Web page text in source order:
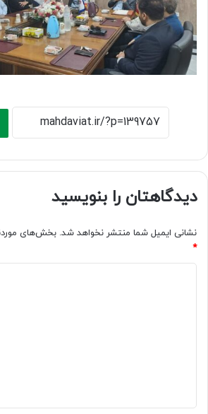
دیدگاهتان را بنویسید
نشانی ایمیل شما منتشر نخواهد شد. بخش‌های
*